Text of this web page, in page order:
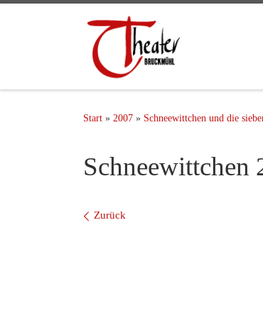
Start » 2007 » Schneewittchen und die
Schneewittchen
Bilder Navigation
Zurück